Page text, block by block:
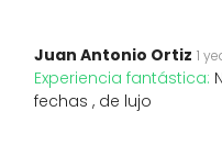
Juan Antonio Ortiz 1
Experiencia fantástica:
fechas , de lujo